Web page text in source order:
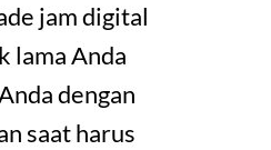
jam digital
lama Anda
dengan
saat harus